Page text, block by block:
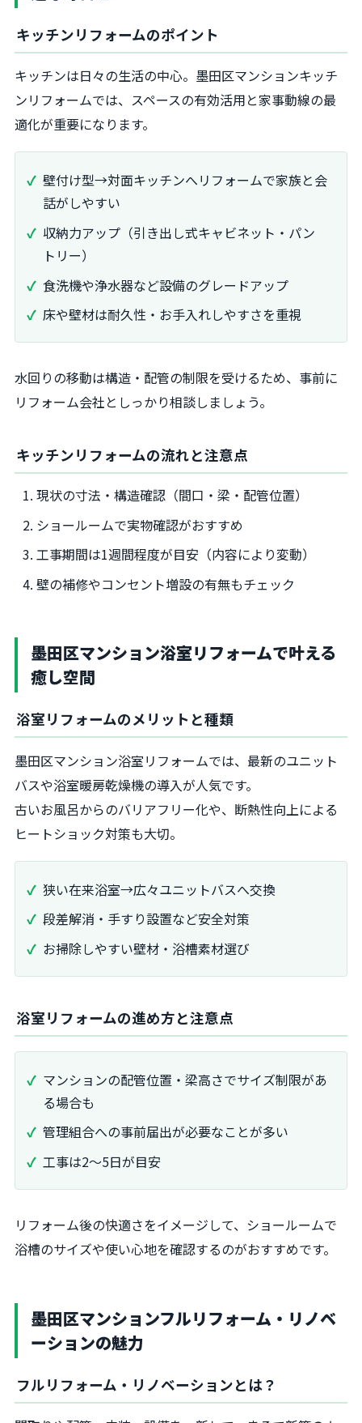
キッチンリフォームのポイント
キッチンは日々の生活の中心。墨田区マンションキッチ
ンリフォームでは、スペースの有効活用と家事動線の最
適化が重要になります。
壁付け型→対面キッチンへリフォームで家族と会
話がしやすい
収納力アップ（引き出し式キャビネット・パン
トリー）
食洗機や浄水器など設備のグレードアップ
床や壁材は耐久性・お手入れしやすさを重視
水回りの移動は構造・配管の制限を受けるため、事前に
リフォーム会社としっかり相談しましょう。
キッチンリフォームの流れと注意点
現状の寸法・構造確認（間口・梁・配管位置）
ショールームで実物確認がおすすめ
工事期間は1週間程度が目安（内容により変動）
壁の補修やコンセント増設の有無もチェック
墨田区マンション浴室リフォームで叶える
癒し空間
浴室リフォームのメリットと種類
墨田区マンション浴室リフォームでは、最新のユニット
バスや浴室暖房乾燥機の導入が人気です。
古いお風呂からのバリアフリー化や、断熱性向上による
ヒートショック対策も大切。
狭い在来浴室→広々ユニットバスへ交換
段差解消・手すり設置など安全対策
お掃除しやすい壁材・浴槽素材選び
浴室リフォームの進め方と注意点
マンションの配管位置・梁高さでサイズ制限があ
る場合も
管理組合への事前届出が必要なことが多い
工事は2〜5日が目安
リフォーム後の快適さをイメージして、ショールームで
浴槽のサイズや使い心地を確認するのがおすすめです。
墨田区マンションフルリフォーム・リノベ
ーションの魅力
フルリフォーム・リノベーションとは？